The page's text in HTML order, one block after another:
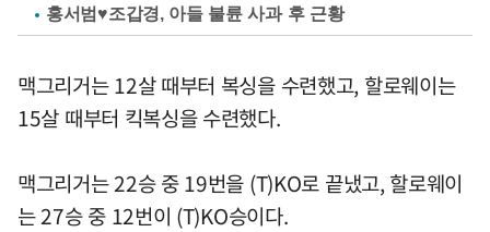
홍서범♥조갑경, 아들 불륜 사과 후 근황
맥그리거는 12살 때부터 복싱을 수련했고, 할로웨이는
15살 때부터 킥복싱을 수련했다.
맥그리거는 22승 중 19번을 (T)KO로 끝냈고, 할로웨이
는 27승 중 12번이 (T)KO승이다.